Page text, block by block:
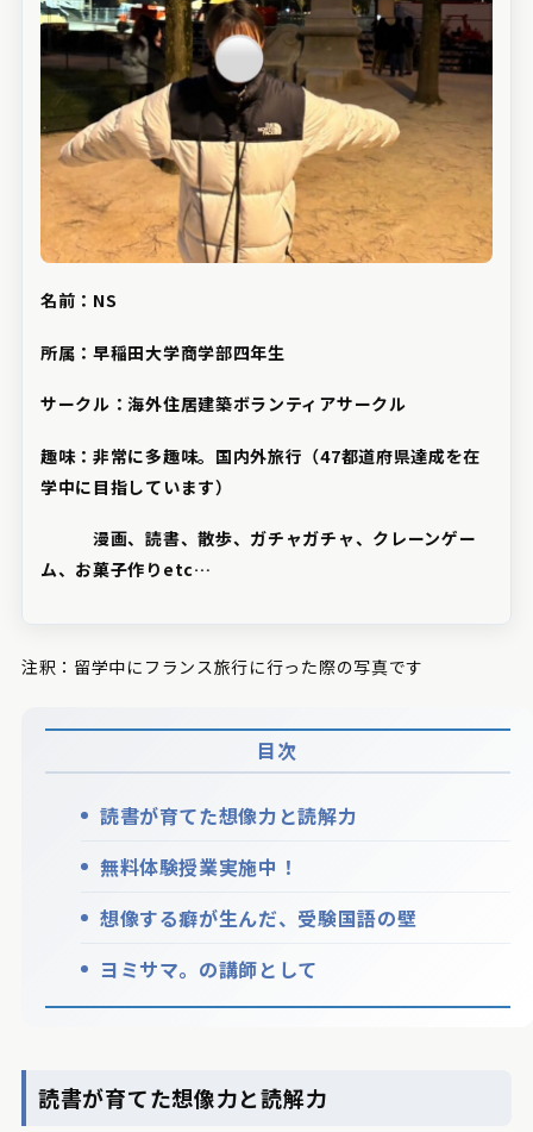
名前：NS
所属：早稲田大学商学部四年生
サークル：海外住居建築ボランティアサークル
趣味：非常に多趣味。国内外旅行（47都道府県達成を在
学中に目指しています）
漫画、読書、散歩、ガチャガチャ、クレーンゲー
ム、お菓子作りetc…
注釈：留学中にフランス旅行に行った際の写真です
目次
読書が育てた想像力と読解力
無料体験授業実施中！
想像する癖が生んだ、受験国語の壁
ヨミサマ。の講師として
読書が育てた想像力と読解力